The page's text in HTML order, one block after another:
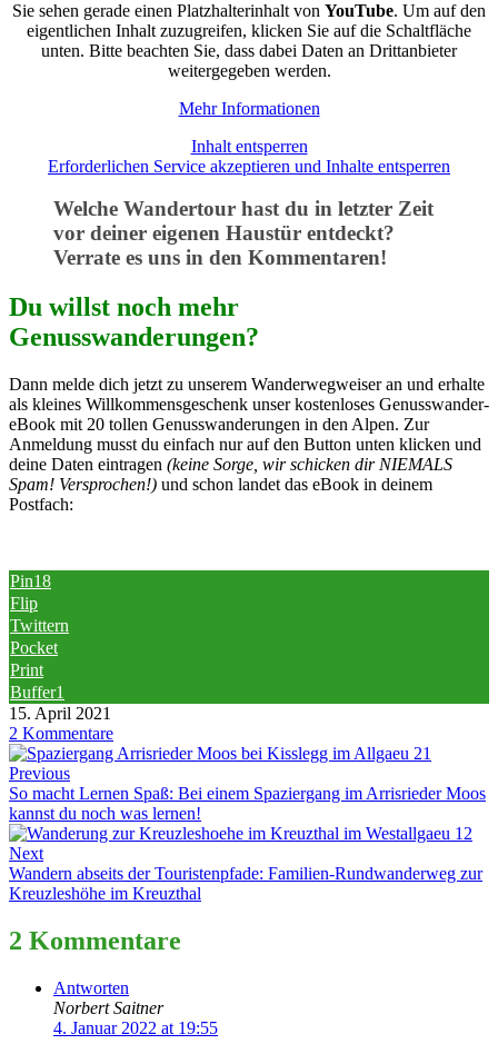
Sie sehen gerade einen Platzhalterinhalt von YouTube. Um auf den
eigentlichen Inhalt zuzugreifen, klicken Sie auf die Schaltfläche
unten. Bitte beachten Sie, dass dabei Daten an Drittanbieter
weitergegeben werden.
Mehr Informationen
Inhalt entsperren
Erforderlichen Service akzeptieren und Inhalte entsperren
Welche Wandertour hast du in letzter Zeit
vor deiner eigenen Haustür entdeckt?
Verrate es uns in den Kommentaren!
Du willst noch mehr
Genusswanderungen?
Dann melde dich jetzt zu unserem Wanderwegweiser an und erhalte
als kleines Willkommensgeschenk unser kostenloses Genusswander-
eBook mit 20 tollen Genusswanderungen in den Alpen. Zur
Anmeldung musst du einfach nur auf den Button unten klicken und
deine Daten eintragen (keine Sorge, wir schicken dir NIEMALS
Spam! Versprochen!) und schon landet das eBook in deinem
Postfach:
Pin18
Flip
Twittern
Pocket
Print
Buffer1
15. April 2021
2 Kommentare
Previous
So macht Lernen Spaß: Bei einem Spaziergang im Arrisrieder Moos
kannst du noch was lernen!
Next
Wandern abseits der Touristenpfade: Familien-Rundwanderweg zur
Kreuzleshöhe im Kreuzthal
2 Kommentare
Antworten
Norbert Saitner
4. Januar 2022 at 19:55